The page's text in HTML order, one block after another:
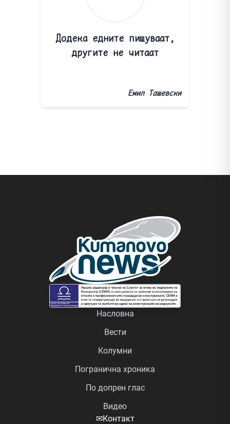
Додека едните пишуваат,
другите не читаат
Емил Ташевски
Насловна
Вести
Колумни
Погранична хроника
По допрен глас
Видео
✉Контакт